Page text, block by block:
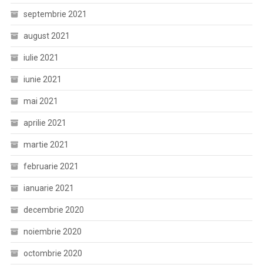
septembrie 2021
august 2021
iulie 2021
iunie 2021
mai 2021
aprilie 2021
martie 2021
februarie 2021
ianuarie 2021
decembrie 2020
noiembrie 2020
octombrie 2020